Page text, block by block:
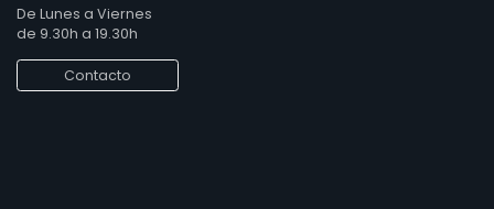
De Lunes a Viernes
de 9.30h a 19.30h
Contacto